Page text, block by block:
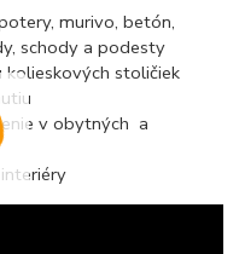
murivo, betón,
schody a podesty
stoličiek
v obytných a